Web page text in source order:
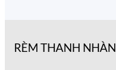
RÈM THANH NHÀN